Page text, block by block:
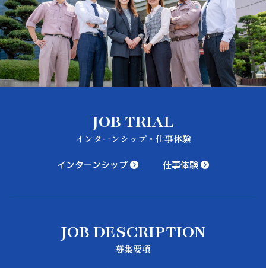
JOB TRIAL
インターンシップ・仕事体験
インターンシップ 仕事体験
JOB DESCRIPTION
募集要項